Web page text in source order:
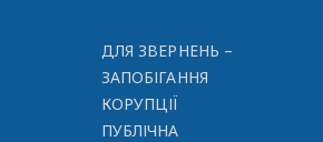
ДЛЯ ЗВЕРНЕНЬ –
ЗАПОБІГАННЯ
КОРУПЦІЇ
ПУБЛІЧНА